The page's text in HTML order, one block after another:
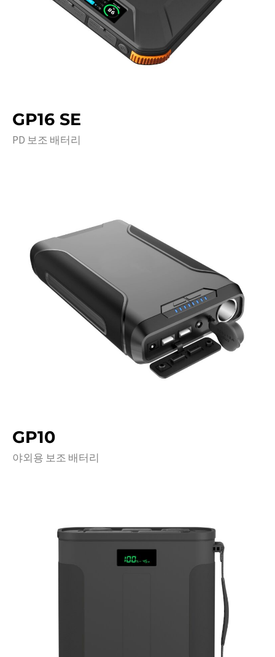
GP16 SE
PD 보조 배터리
GP10
야외용 보조 배터리